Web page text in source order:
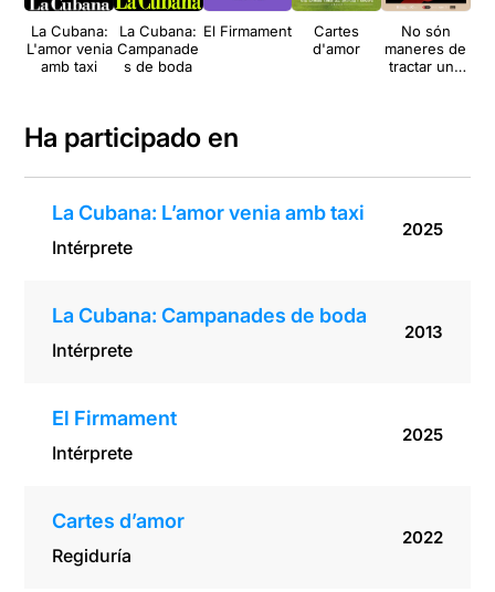
La Cubana:
L'amor venia
amb taxi
La Cubana:
Campanade
s de boda
El Firmament
Cartes
d'amor
No són
maneres de
tractar una
Ha participado en
La Cubana: L’amor venia amb taxi
Intérprete
2025
La Cubana: Campanades de boda
Intérprete
2013
El Firmament
Intérprete
2025
Cartes d’amor
Regiduría
2022